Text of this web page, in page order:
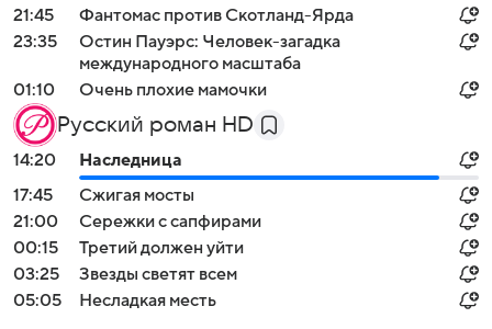
21:45
Фантомас против Скотланд-Ярда
23:35
Остин Пауэрс: Человек-загадка
международного масштаба
01:10
Очень плохие мамочки
Русский роман HD
14:20
Наследница
17:45
Сжигая мосты
21:00
Сережки с сапфирами
00:15
Третий должен уйти
03:25
Звезды светят всем
05:05
Несладкая месть